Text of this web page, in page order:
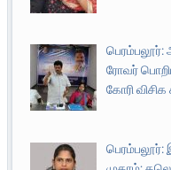
பெரம்பலூர்:
ரோவர்
கோரி
பெரம்பலூர்: